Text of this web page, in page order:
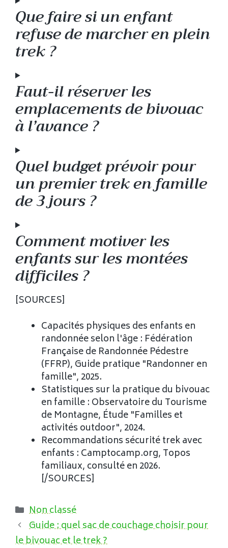
Que faire si un enfant
refuse de marcher en plein
trek ?
Faut-il réserver les
emplacements de bivouac
à l’avance ?
Quel budget prévoir pour
un premier trek en famille
de 3 jours ?
Comment motiver les
enfants sur les montées
difficiles ?
[SOURCES]
Capacités physiques des enfants en
randonnée selon l'âge : Fédération
Française de Randonnée Pédestre
(FFRP), Guide pratique "Randonner en
famille", 2025.
Statistiques sur la pratique du bivouac
en famille : Observatoire du Tourisme
de Montagne, Étude "Familles et
activités outdoor", 2024.
Recommandations sécurité trek avec
enfants : Camptocamp.org, Topos
familiaux, consulté en 2026.
[/SOURCES]
Catégories
Non classé
Guide : quel sac de couchage choisir pour
le bivouac et le trek ?